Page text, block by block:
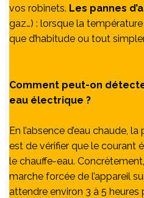
vos robinets. Les pannes
gaz…) : lorsque la
que d’habitude ou tout
Comment peut-on
eau électrique ?
En l’absence d’eau chaude,
est de vérifier que le courant
le chauffe-eau.
marche forcée de l’appareil
attendre environ 3 à 5 heures